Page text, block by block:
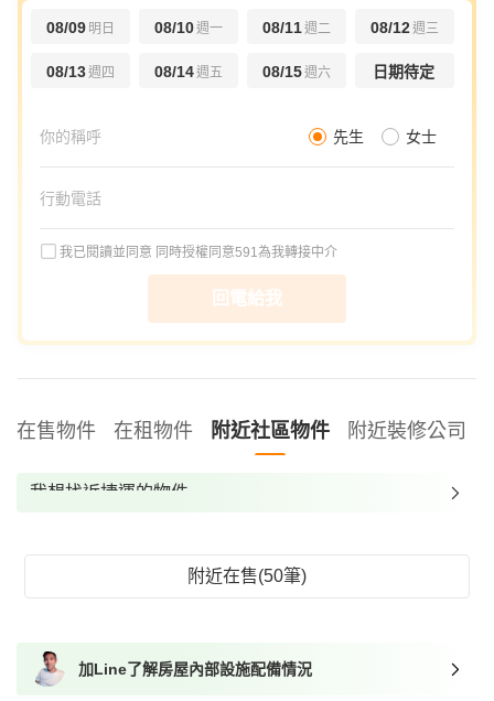
08/09 明日 08/10週一 08/11週二 08/12週三
08/13週四 08/14週五 08/15週六 日期待定
先生 女士
我已閱讀並同意 同時授權同意591為我轉接中介
回電給我
在售物件 在租物件 附近社區物件 附近裝修公司
我想找近捷運的物件
我想找配備瓦斯爐的物件
我想找具垃圾處理的物件
我想找近捷運的物件
附近在售(50筆)
加Line了解房屋內部設施配備情況